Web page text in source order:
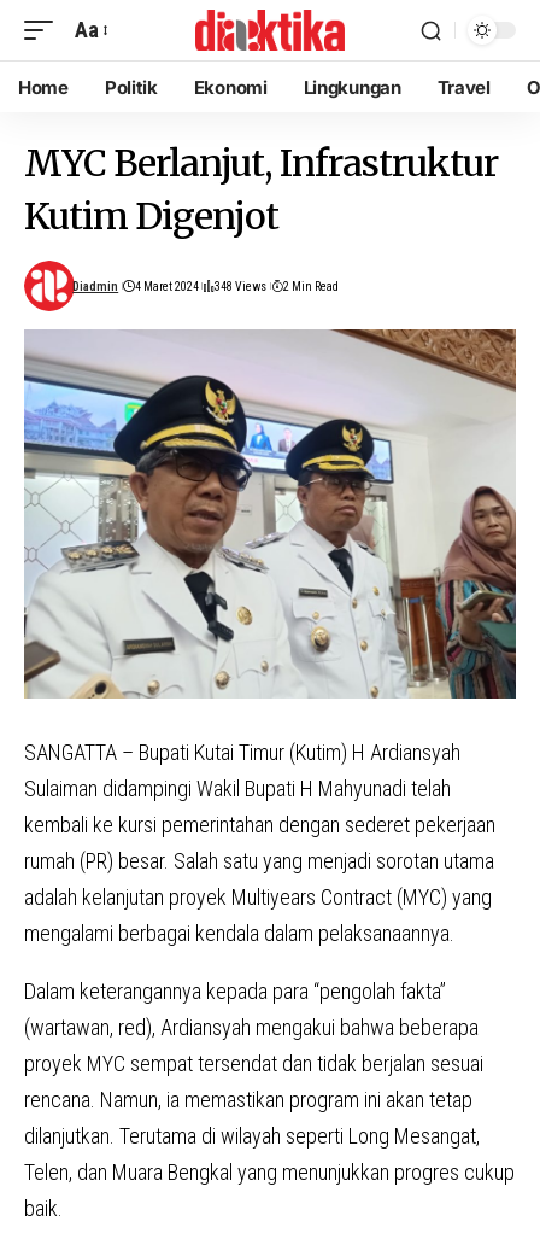
Aa
Home Politik Ekonomi Lingkungan Travel
MYC Berlanjut, Infrastruktur
Kutim Digenjot
Diadmin 4 Maret 2024 348 Views 2 Min Read
SANGATTA – Bupati Kutai Timur (Kutim) H Ardiansyah
Sulaiman didampingi Wakil Bupati H Mahyunadi telah
kembali ke kursi pemerintahan dengan sederet pekerjaan
rumah (PR) besar. Salah satu yang menjadi sorotan utama
adalah kelanjutan proyek Multiyears Contract (MYC) yang
mengalami berbagai kendala dalam pelaksanaannya.
Dalam keterangannya kepada para “pengolah fakta”
(wartawan, red), Ardiansyah mengakui bahwa beberapa
proyek MYC sempat tersendat dan tidak berjalan sesuai
rencana. Namun, ia memastikan program ini akan tetap
dilanjutkan. Terutama di wilayah seperti Long Mesangat,
Telen, dan Muara Bengkal yang menunjukkan progres cukup
baik.